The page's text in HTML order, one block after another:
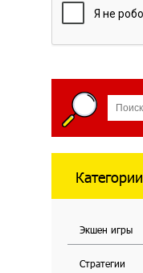
Категории
Экшен игры
Стратегии